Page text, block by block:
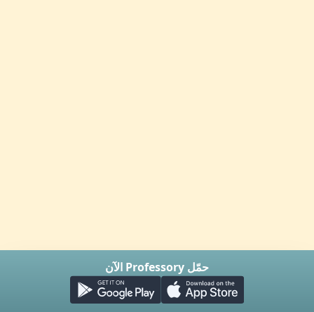
حمّل Professory الآن